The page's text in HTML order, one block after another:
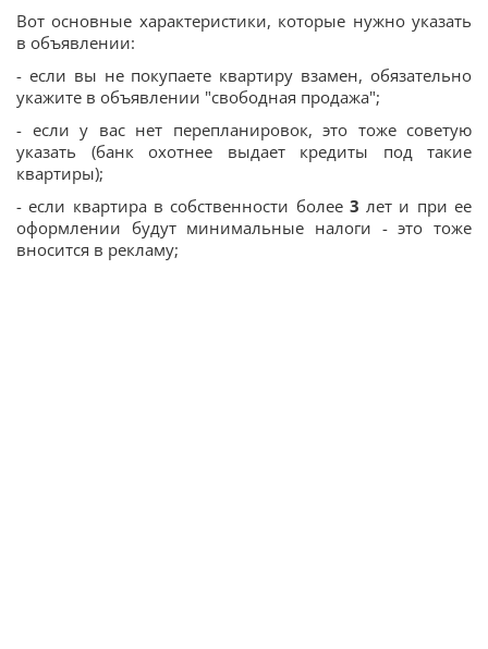
Вот основные характеристики, которые нужно указать
в объявлении:
- если вы не покупаете квартиру взамен, обязательно
укажите в объявлении "свободная продажа";
- если у вас нет перепланировок, это тоже советую
указать (банк охотнее выдает кредиты под такие
квартиры);
- если квартира в собственности более 3 лет и при ее
оформлении будут минимальные налоги - это тоже
вносится в рекламу;